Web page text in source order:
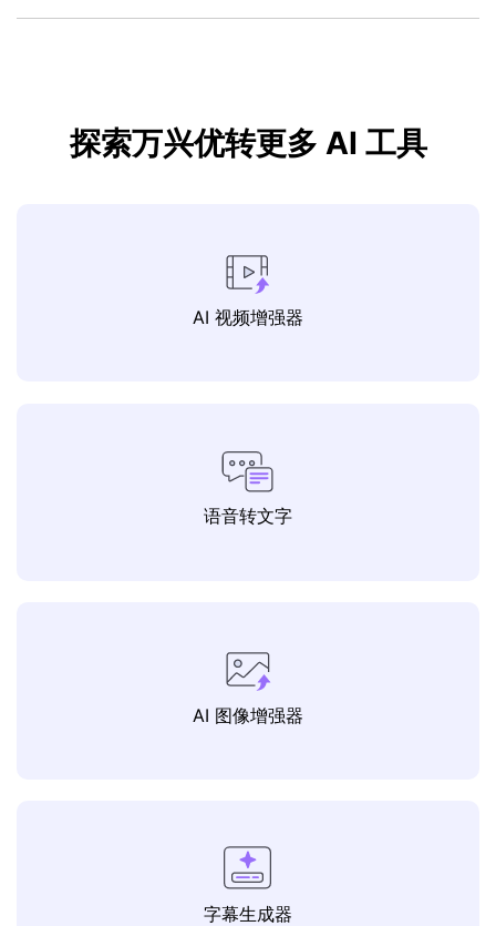
探索万兴优转更多 AI 工具
AI 视频增强器
语音转文字
AI 图像增强器
字幕生成器